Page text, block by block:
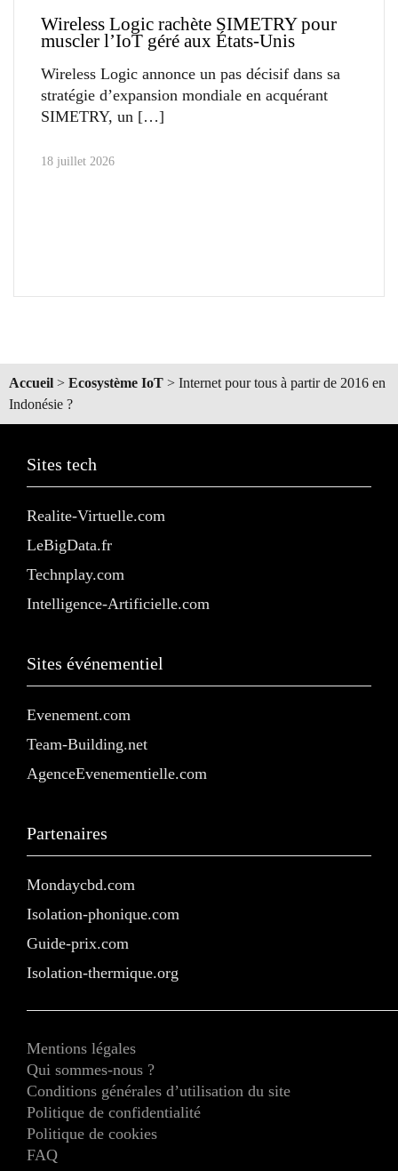
Wireless Logic rachète SIMETRY pour
muscler l’IoT géré aux États-Unis
Wireless Logic annonce un pas décisif dans sa
stratégie d’expansion mondiale en acquérant
SIMETRY, un
18 juillet 2026
Accueil > Ecosystème IoT > Internet pour tous à partir de 2016 en
Indonésie ?
Sites tech
Realite-Virtuelle.com
LeBigData.fr
Technplay.com
Intelligence-Artificielle.com
Sites événementiel
Evenement.com
Team-Building.net
AgenceEvenementielle.com
Partenaires
Mondaycbd.com
Isolation-phonique.com
Guide-prix.com
Isolation-thermique.org
Mentions légales
Qui sommes-nous ?
Conditions générales d’utilisation du site
Politique de confidentialité
Politique de cookies
FAQ